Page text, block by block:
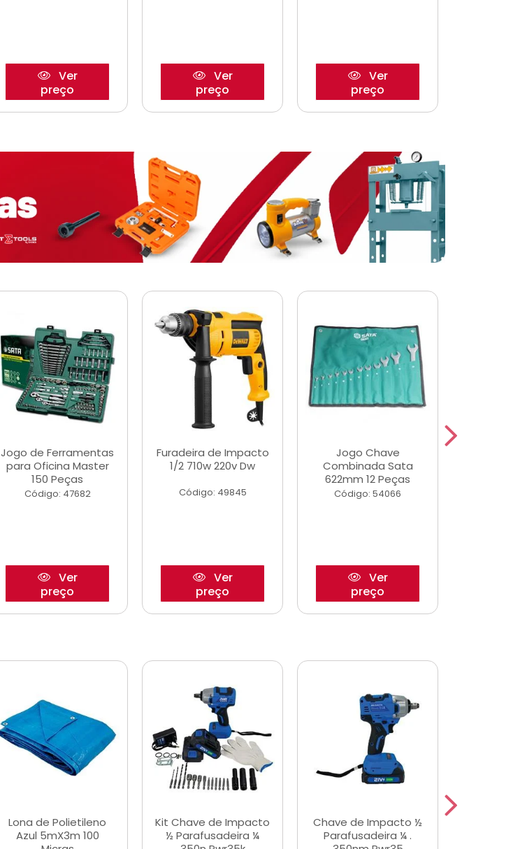
Ver
preço
Ver
preço
Ver
preço
Jogo de Ferramentas
para Oficina Master
150 Peças
Código: 47682
Ver
preço
Furadeira de Impacto
1/2 710w 220v Dw
Código: 49845
Ver
preço
Jogo Chave
Combinada Sata
622mm 12 Peças
Código: 54066
Ver
preço
Lona de Polietileno
Azul 5mX3m 100
Kit Chave de Impacto
½ Parafusadeira ¼
Chave de Impacto ½
Parafusadeira ¼ .